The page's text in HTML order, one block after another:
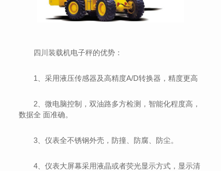
四川装载机电子秤的优势：
1、采用液压传感器及高精度A/D转换器，精度更高
2、微电脑控制，双油路多方检测，智能化程度高，
数据全 面准确。
3、仪表全不锈钢外壳，防撞、防腐、防尘。
4、仪表大屏幕采用液晶或者荧光显示方式，显示清